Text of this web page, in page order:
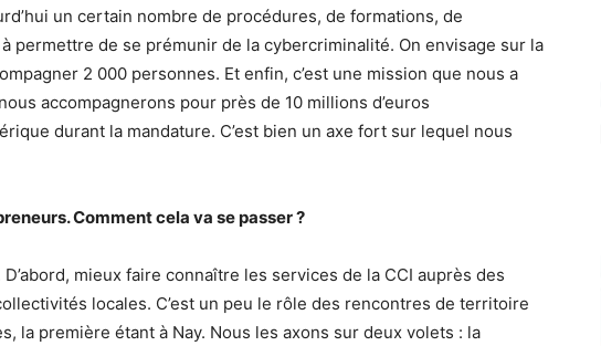
un certain nombre de procédures, de formations, de
permettre de se prémunir de la cybercriminalité. On envisage sur la
2 000 personnes. Et enfin, c’est une mission que nous a
accompagnerons pour près de 10 millions d’euros
durant la mandature. C’est bien un axe fort sur lequel nous
Comment cela va se passer ?
mieux faire connaître les services de la CCI auprès des
locales. C’est un peu le rôle des rencontres de territoire
la première étant à Nay. Nous les axons sur deux volets : la